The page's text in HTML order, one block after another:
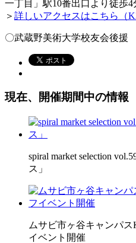
一丁目」駅10番出口より徒歩4
＞ 詳しいアクセスはこちら（
〇武蔵野美術大学校友会後援
現在、開催期間中の情報
spiral market selection
ス」
ムサビ市ヶ谷キャンパ
イベント開催